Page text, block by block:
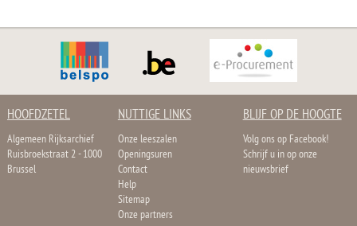
HOOFDZETEL
Algemeen Rijksarchief
Ruisbroekstraat 2 - 1000
Brussel
NUTTIGE LINKS
Onze leeszalen
Openingsuren
Contact
Help
Sitemap
Onze partners
BLIJF OP DE HOOGTE
Volg ons op Facebook!
Schrijf u in op onze
nieuwsbrief